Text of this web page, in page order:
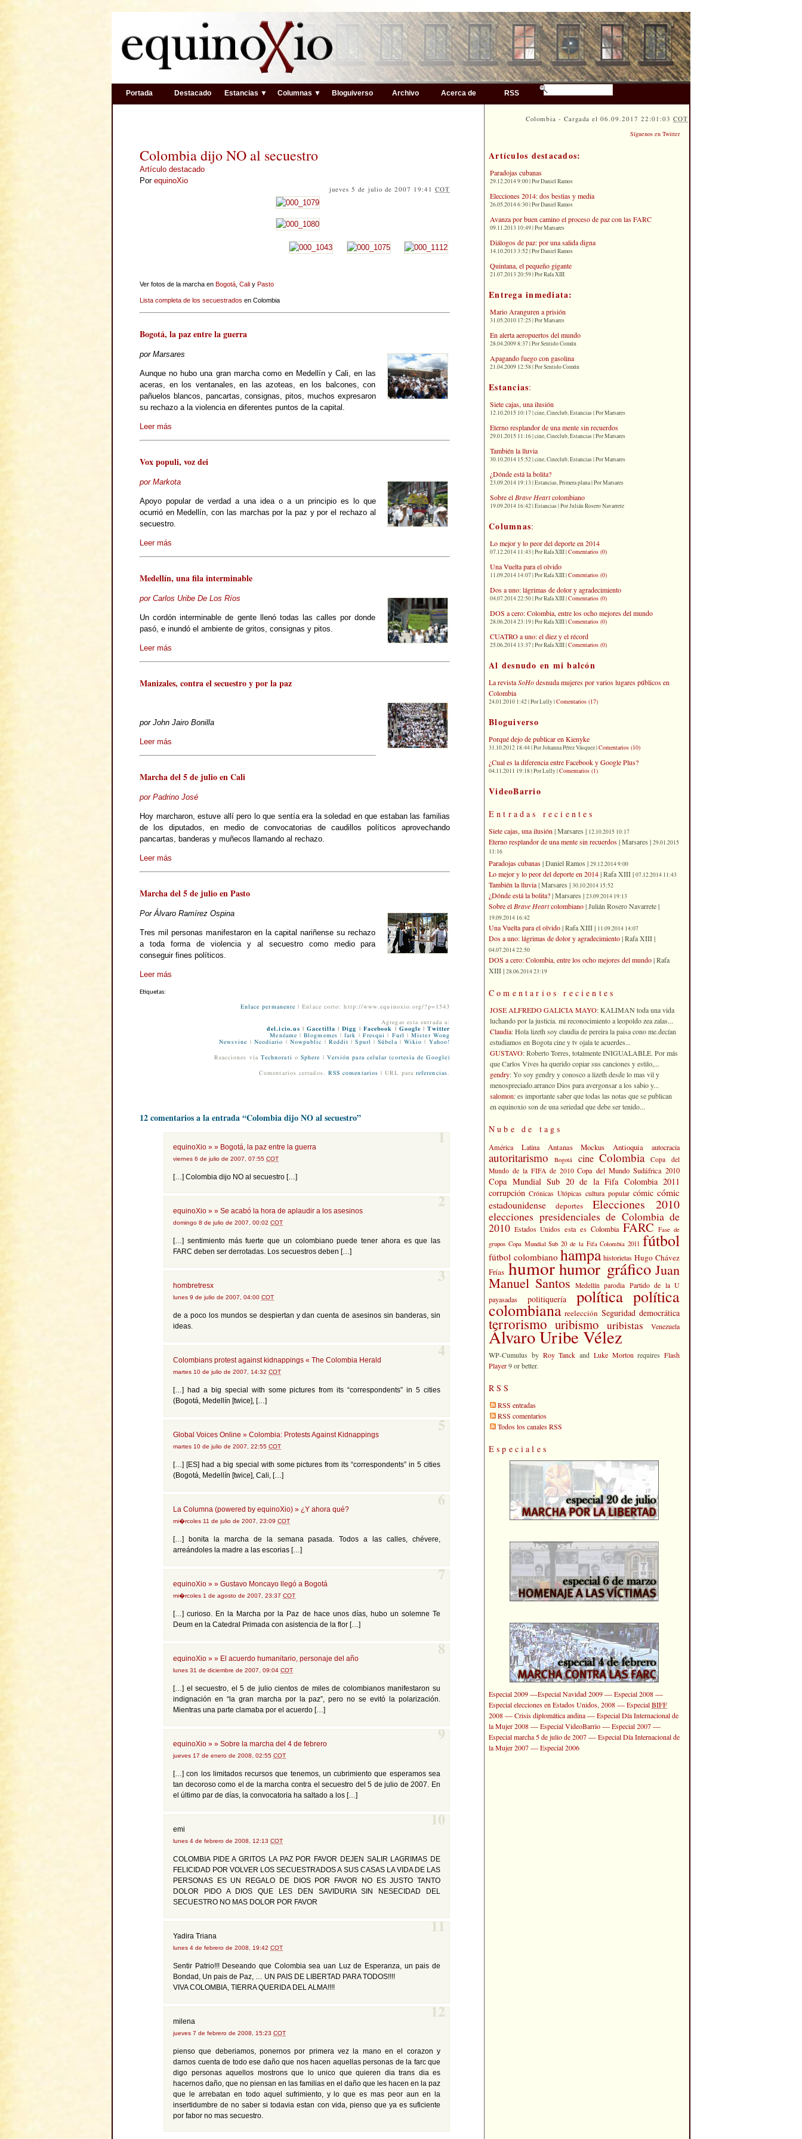
Portada Destacado Estancias ▼ Columnas ▼ Bloguiverso Archivo Acerca de RSS
Colombia - Cargada el 06.09.2017 22:01:03COT
Colombia dijo NO al secuestro
Artículo destacado
Por equinoXio
jueves 5 de julio de 2007 19:41COT
Ver fotos de la marcha en Bogotá, Cali y Pasto
Lista completa de los secuestrados en Colombia
Bogotá, la paz entre la guerra
por Marsares
Aunque no hubo una gran marcha como en Medellín y Cali, en las
aceras, en los ventanales, en las azoteas, en los balcones, con
pañuelos blancos, pancartas, consignas, pitos, muchos expresaron
su rechazo a la violencia en diferentes puntos de la capital.
Leer más
Vox populi, voz dei
por Markota
Apoyo popular de verdad a una idea o a un principio es lo que
ocurrió en Medellín, con las marchas por la paz y por el rechazo al
secuestro.
Leer más
Medellín, una fila interminable
por Carlos Uribe De Los Ríos
Un cordón interminable de gente llenó todas las calles por donde
pasó, e inundó el ambiente de gritos, consignas y pitos.
Leer más
Manizales, contra el secuestro y por la paz
por John Jairo Bonilla
Leer más
Marcha del 5 de julio en Cali
por Padrino José
Hoy marcharon, estuve allí pero lo que sentía era la soledad en que estaban las familias
de los diputados, en medio de convocatorias de caudillos políticos aprovechando
pancartas, banderas y muñecos llamando al rechazo.
Leer más
Marcha del 5 de julio en Pasto
Por Álvaro Ramírez Ospina
Tres mil personas manifestaron en la capital nariñense su rechazo
a toda forma de violencia y al secuestro como medio para
conseguir fines políticos.
Leer más
Etiquetas:
Enlace permanente | Enlace corto: http://www.equinoxio.org/?p=1543
Agregar esta entrada a:
del.icio.us |Gacetilla |Digg Facebook Google |Twitter
Menéame |Blogmemes |fark Fresqui Furl |Mister Wong
Newsvine
Neodiario Nowpublic Reddit |Spurl |Súbela Wikio Yahoo!
Reacciones vía Technorati o Sphere Versión para celular (cortesía de Google)
Comentarios cerrados. RSS comentarios | URL parareferencias
12 comentarios a la entrada “Colombia dijo NO al secuestro”
equinoXio » » Bogotá, la paz entre la guerra
viernes 6 de julio de 2007, 07:55 COT
1
[…] Colombia dijo NO al secuestro […]
equinoXio » » Se acabó la hora de aplaudir a los asesinos
domingo 8 de julio de 2007, 00:02 COT
2
[…] sentimiento más fuerte que un colombiano puede tener ahora es que las
FARC deben ser derrotadas. Los secuestros deben […]
hombretresx
lunes 9 de julio de 2007, 04:00 COT
3
de a poco los mundos se despiertan y dan cuenta de asesinos sin banderas, sin
ideas.
Colombians protest against kidnappings « The Colombia Herald
martes 10 de julio de 2007, 14:32 COT
4
[…] had a big special with some pictures from its “correspondents” in 5 cities
(Bogotá, Medellín [twice], […]
Global Voices Online » Colombia: Protests Against Kidnappings
martes 10 de julio de 2007, 22:55 COT
5
[…] [ES] had a big special with some pictures from its “correspondents” in 5 cities
(Bogotá, Medellín [twice], Cali, […]
La Columna (powered by equinoXio) » ¿Y ahora qué?
mi�rcoles 11 de julio de 2007, 23:09 COT
6
[…] bonita la marcha de la semana pasada. Todos a las calles, chévere,
arreándoles la madre a las escorias […]
equinoXio » » Gustavo Moncayo llegó a Bogotá
mi�rcoles 1 de agosto de 2007, 23:37 COT
7
[…] curioso. En la Marcha por la Paz de hace unos días, hubo un solemne Te
Deum en la Catedral Primada con asistencia de la flor […]
equinoXio » » El acuerdo humanitario, personaje del año
lunes 31 de diciembre de 2007, 09:04 COT
8
[…] el secuestro, el 5 de julio cientos de miles de colombianos manifestaron su
indignación en “la gran marcha por la paz”, pero no se evitó la polarización.
Mientras una parte clamaba por el acuerdo […]
equinoXio » » Sobre la marcha del 4 de febrero
jueves 17 de enero de 2008, 02:55 COT
9
[…] con los limitados recursos que tenemos, un cubrimiento que esperamos sea
tan decoroso como el de la marcha contra el secuestro del 5 de julio de 2007. En
el último par de días, la convocatoria ha saltado a los […]
emi
lunes 4 de febrero de 2008, 12:13 COT
10
COLOMBIA PIDE A GRITOS LA PAZ POR FAVOR DEJEN SALIR LAGRIMAS DE
FELICIDAD POR VOLVER LOS SECUESTRADOS A SUS CASAS LA VIDA DE LAS
PERSONAS ES UN REGALO DE DIOS POR FAVOR NO ES JUSTO TANTO
DOLOR PIDO A DIOS QUE LES DEN SAVIDURIA SIN NESECIDAD DEL
SECUESTRO NO MAS DOLOR POR FAVOR
Yadira Triana
lunes 4 de febrero de 2008, 19:42 COT
11
Sentir Patrio!!! Deseando que Colombia sea uan Luz de Esperanza, un pais de
Bondad, Un pais de Paz, … UN PAIS DE LIBERTAD PARA TODOS!!!!
VIVA COLOMBIA, TIERRA QUERIDA DEL ALMA!!!!
milena
jueves 7 de febrero de 2008, 15:23 COT
12
pienso que deberiamos, ponernos por primera vez la mano en el corazon y
darnos cuenta de todo ese daño que nos hacen aquellas personas de la farc que
digo personas aquellos mostrons que lo unico que quieren dia trans dia es
hacernos daño, que no piensan en las familias en el daño que les hacen en la paz
que le arrebatan en todo aquel sufrimiento, y lo que es mas peor aun en la
insertidumbre de no saber si todavia estan con vida, pienso que ya es suficiente
por fabor no mas secuestro.
Síguenos en Twitter
Artículos destacados:
Paradojas cubanas
29.12.2014 9:00 | Por Daniel Ramos
Elecciones 2014: dos bestias y media
26.05.2014 6:30 | Por Daniel Ramos
Avanza por buen camino el proceso de paz con las FARC
09.11.2013 10:49 | Por Marsares
Diálogos de paz: por una salida digna
14.10.2013 3:52 | Por Daniel Ramos
Quintana, el pequeño gigante
21.07.2013 20:59 | Por Rafa XIII
Entrega inmediata:
Mario Aranguren a prisión
31.05.2010 17:25 | Por Marsares
En alerta aeropuertos del mundo
28.04.2009 8:37 | Por Sentido Común
Apagando fuego con gasolina
21.04.2009 12:58 | Por Sentido Común
Estancias:
Siete cajas, una ilusión
12.10.2015 10:17 | cine, Cineclub, Estancias | Por Marsares
Eterno resplandor de una mente sin recuerdos
29.01.2015 11:16 | cine, Cineclub, Estancias | Por Marsares
También la lluvia
30.10.2014 15:52 | cine, Cineclub, Estancias | Por Marsares
¿Dónde está la bolita?
23.09.2014 19:13 | Estancias, Primera plana | Por Marsares
Sobre el Brave Heartcolombiano
19.09.2014 16:42 | Estancias | Por Julián Rosero Navarrete
Columnas:
Lo mejor y lo peor del deporte en 2014
07.12.2014 11:43 | Por Rafa XIII |Comentarios (0)
Una Vuelta para el olvido
11.09.2014 14:07 | Por Rafa XIII |Comentarios (0)
Dos a uno: lágrimas de dolor y agradecimiento
04.07.2014 22:50 | Por Rafa XIII |Comentarios (0)
DOS a cero: Colombia, entre los ocho mejores del mundo
28.06.2014 23:19 | Por Rafa XIII |Comentarios (0)
CUATRO a uno: el diez y el récord
25.06.2014 13:37 | Por Rafa XIII |Comentarios (0)
Al desnudo en mi balcón
La revistaSoHodesnuda mujeres por varios lugares públicos en
Colombia
24.01.2010 1:42 | Por Lully |Comentarios (17)
Bloguiverso
Porqué dejo de publicar en Kienyke
31.10.2012 18:44 | Por Johanna Pérez Vásquez |Comentarios (10)
¿Cual es la diferencia entre Facebook y Google Plus?
04.11.2011 19:18 | Por Lully |Comentarios (1)
VideoBarrio
Entradas recientes
Siete cajas, una ilusión | Marsares | 12.10.2015 10:17
Eterno resplandor de una mente sin recuerdos| Marsares | 29.01.2015
11:16
Paradojas cubanas| Daniel Ramos | 29.12.2014 9:00
Lo mejor y lo peor del deporte en 2014| Rafa XIII | 07.12.2014 11:43
También la lluvia| Marsares | 30.10.2014 15:52
¿Dónde está la bolita?| Marsares | 23.09.2014 19:13
Sobre el Brave Heartcolombiano| Julián Rosero Navarrete |
19.09.2014 16:42
Una Vuelta para el olvido| Rafa XIII | 11.09.2014 14:07
Dos a uno: lágrimas de dolor y agradecimiento| Rafa XIII |
04.07.2014 22:50
DOS a cero: Colombia, entre los ocho mejores del mundo| Rafa
XIII | 28.06.2014 23:19
Comentarios recientes
JOSE ALFREDO GALICIA MAYO: KALIMAN toda una vida
luchando por la justicia. mi reconocimiento a leopoldo zea zalas...
Claudia: Hola lizeth soy claudia de pereira la paisa cono me.decían
estudiamos en Bogota cine y tv ojala te acuerdes...
GUSTAVO: Roberto Torres, totalmente INIGUALABLE. Por más
que Carlos Vives ha querido copiar sus canciones y estilo,...
gendry: Yo soy gendry y conosco a lizeth desde lo mas vil y
menospreciado.arranco Dios para avergonsar a los sabio y...
salomon: es importante saber que todas las notas que se publican
en equinoxio son de una seriedad que debe ser tenido...
Nube de tags
América Latina Antanas Mockus Antioquia autocracia
autoritarismo Bogotá cine Colombia
Copa del
Mundo de la FIFA de 2010 Copa del Mundo Sudáfrica 2010
Copa Mundial Sub 20 de la Fifa Colombia 2011
corrupción Crónicas Utópicas cultura popular cómic cómic
estadounidense
deportes Elecciones 2010
elecciones presidenciales de Colombia de
2010 Estados Unidos esta es Colombia FARC Fase de
grupos Copa Mundial Sub 20 de la Fifa Colombia 2011 fútbol
fútbol colombiano hampa historietas Hugo Chávez
Frías humorhumor gráfico Juan
Manuel Santos Medellín parodia Partido de la U
payasadas
politiquería política política
colombiana reelección Seguridad democrática
terrorismo uribismo uribistas Venezuela
Álvaro Uribe Vélez
WP-Cumulus by Roy Tanck and Luke Morton requires Flash
Player9 or better.
RSS
RSS entradas
RSS comentarios
Todos los canales RSS
Especiales
Especial 2009—Especial Navidad 2009—Especial 2008—
Especial elecciones en Estados Unidos, 2008—EspecialBIFF
2008—Crisis diplomática andina—Especial Día Internacional de
la Mujer 2008—Especial VideoBarrio—Especial 2007—
Especial marcha 5 de julio de 2007—Especial Día Internacional de
la Mujer 2007—Especial 2006